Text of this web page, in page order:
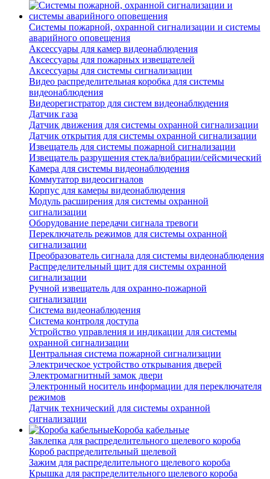
Системы пожарной, охранной сигнализации и системы
аварийного оповещения
Аксессуары для камер видеонаблюдения
Аксессуары для пожарных извещателей
Аксессуары для системы сигнализации
Видео распределительная коробка для системы
видеонаблюдения
Видеорегистратор для систем видеонаблюдения
Датчик газа
Датчик движения для системы охранной сигнализации
Датчик открытия для системы охранной сигнализации
Извещатель для системы пожарной сигнализации
Извещатель разрушения стекла/вибрации/сейсмический
Камера для системы видеонаблюдения
Коммутатор видеосигналов
Корпус для камеры видеонаблюдения
Модуль расширения для системы охранной
сигнализации
Оборудование передачи сигнала тревоги
Переключатель режимов для системы охранной
сигнализации
Преобразователь сигнала для системы видеонаблюдения
Распределительный щит для системы охранной
сигнализации
Ручной извещатель для охранно-пожарной
сигнализации
Система видеонаблюдения
Система контроля доступа
Устройство управления и индикации для системы
охранной сигнализации
Центральная система пожарной сигнализации
Электрическое устройство открывания дверей
Электромагнитный замок двери
Электронный носитель информации для переключателя
режимов
Датчик технический для системы охранной
сигнализации
Короба кабельные
Заклепка для распределительного щелевого короба
Короб распределительный щелевой
Зажим для распределительного щелевого короба
Крышка для распределительного щелевого короба